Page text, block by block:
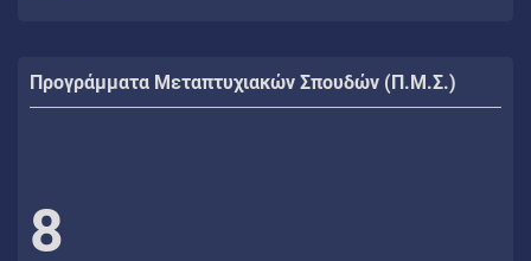
Προγράμματα Μεταπτυχιακών Σπουδών (Π.Μ.Σ.)
8